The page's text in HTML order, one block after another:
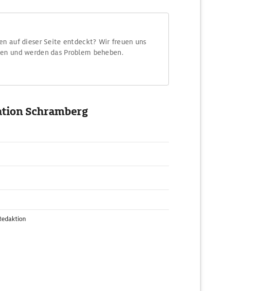
auf dieser Seite entdeckt? Wir freuen uns
und werden das Problem beheben.
Schramberg